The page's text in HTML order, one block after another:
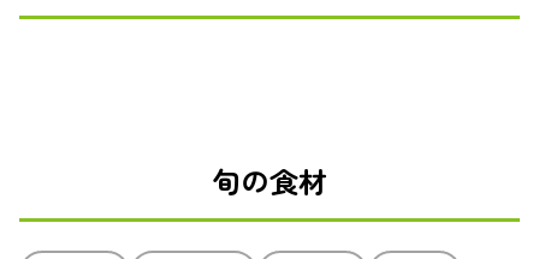
旬の食材